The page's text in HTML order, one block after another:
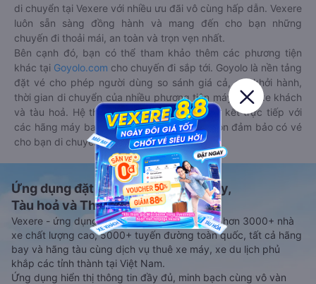
di chuyển tại Vexere với nhiều ưu đãi vô cùng hấp dẫn. Vexere
luôn sẵn sàng đồng hành và mang đến cho bạn những
chuyến đi thoải mái, an toàn và trọn vẹn nhất.
Bên cạnh đó, bạn có thể tham khảo thêm các phương tiện
khác tại Goyolo.com cho chuyến đi sắp tới. Goyolo là nền tảng
đặt vé cho phép người dùng so sánh giá cả, giờ khởi hành,
thời gian di chuyển của nhiều phương tiện máy bay, xe khách
và tàu hoả. Hệ thống của Goyolo được liên kết trực tiếp với
các hãng máy bay, xe khách và tàu hoả, luôn đảm bảo có vé
cho bạn di chuyển.
Ứng dụng đặt vé Xe khách, Máy bay,
Tàu hoả và Thuê xe
Vexere - ứng dụng đặt vé đa phương tiện với hơn 3000+ nhà
xe chất lượng cao, 5000+ tuyến đường toàn quốc, tất cả hãng
bay và hãng tàu cùng dịch vụ thuê xe máy, xe du lịch phủ
khắp các tỉnh thành tại Việt Nam.
Ứng dụng hiển thị thông tin đầy đủ, minh bạch cùng vô vàn